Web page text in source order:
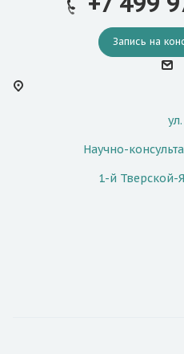
Запись на
Научно-
1-й Тверской-